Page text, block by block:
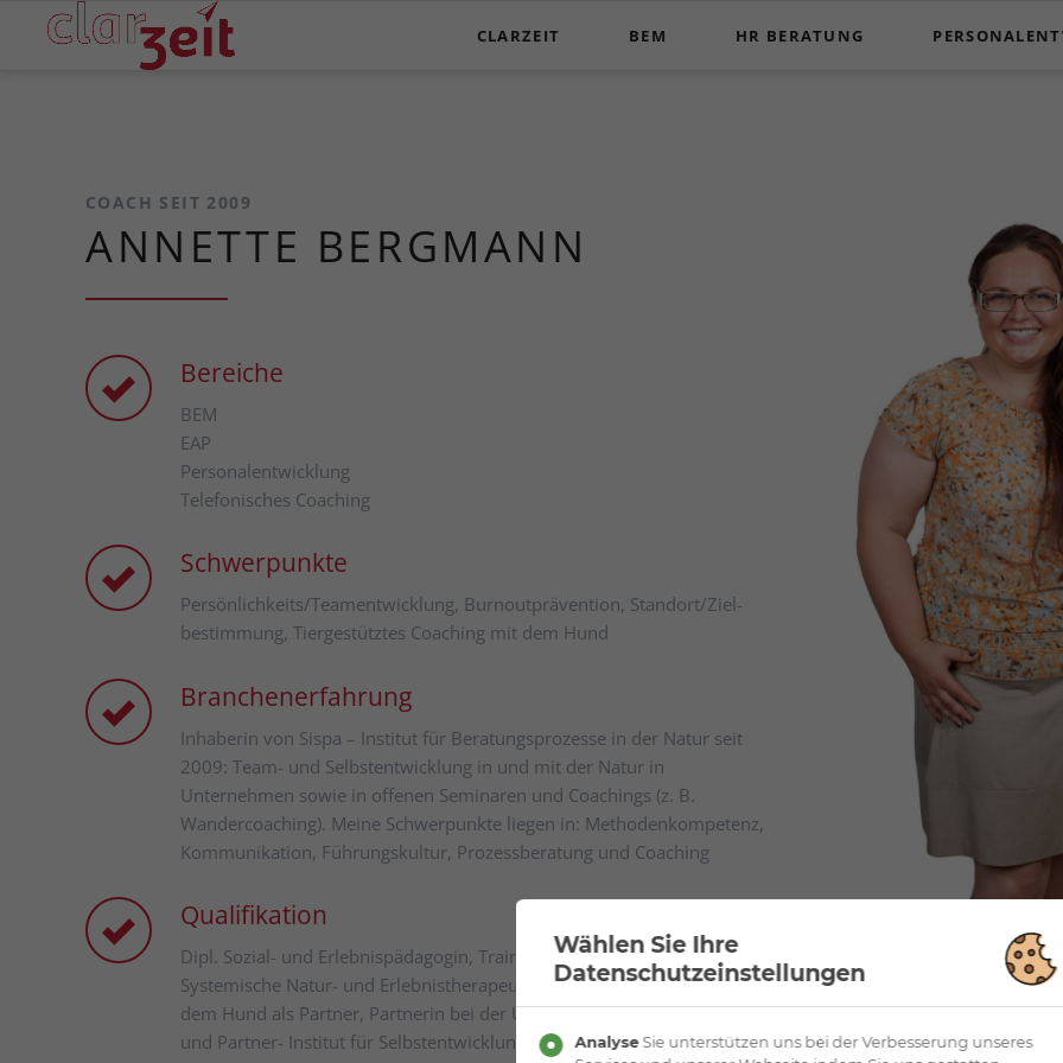
CLARZEIT BEM HR BERATUNG
COACH SEIT 2009
ANNETTE BERGMANN
Bereiche
BEM
EAP
Personalentwicklung
Telefonisches Coaching
Schwerpunkte
Per­sön­lich­keits­/Team­ent­wick­lung, Burn­out­präven­tion, Stand­ort­/Ziel­
bestimmung, Tier­gestütztes Coaching mit dem Hund
Branchenerfahrung
Inhaberin von Sispa – Institut für Beratungsprozesse in der Natur seit
2009: Team- und Selbstentwicklung in und mit der Natur in
Unternehmen sowie in offenen Seminaren und Coachings (z. B.
Wandercoaching). Meine Schwerpunkte liegen in: Methodenkompetenz,
Kommunikation, Führungskultur, Prozessberatung und Coaching
Qualifikation
Dipl. Sozial- und Erlebnispädagogin, Trainer, Coach, Consultant,
Systemische Natur- und Erlebnistherapeutin, Tiergestütztes Coaching mit
dem Hund als Partner, Partnerin bei der Unternehmensberatung Nägele
und Partner- Institut für Selbstentwicklung, Organisation des Kongresses
Wählen Sie Ihre
Datenschutzeinstellungen
Analyse Sie unterstützen uns bei der Verbesserung unseres